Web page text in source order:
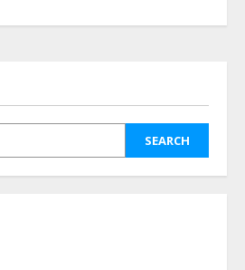
SEARCH